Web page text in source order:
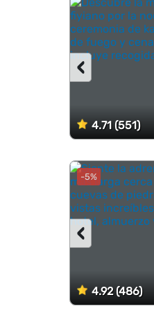
4.71 (551)
‹
-5%
4.92 (486)
‹